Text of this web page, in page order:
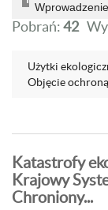
Pobrań:42
Użytki
Objęcie ochroną
Katastrofy
Krajowy
Chroniony...